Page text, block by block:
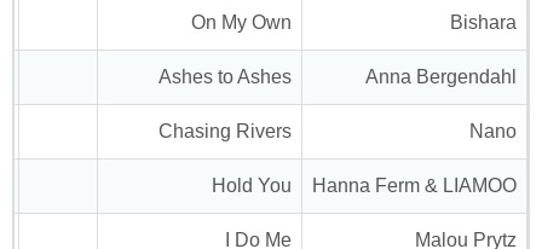
Bishara
On My Own
Anna Bergendahl
Ashes to Ashes
Nano
Chasing Rivers
Hanna Ferm & LIAMOO
Hold You
Malou Prytz
I Do Me